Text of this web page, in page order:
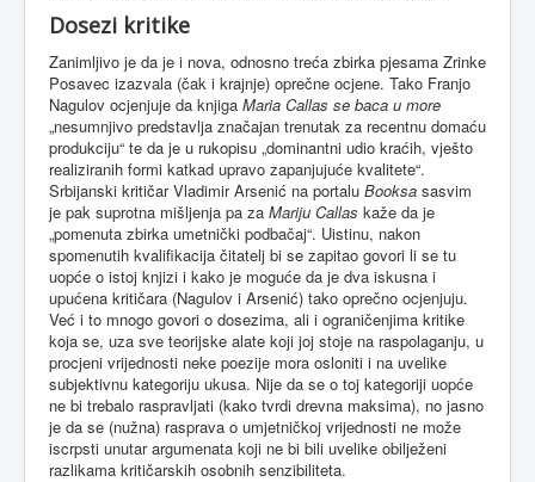
Dosezi kritike
Zanimljivo je da je i nova, odnosno treća zbirka pjesama Zrinke
Posavec izazvala (čak i krajnje) oprečne ocjene. Tako Franjo
Nagulov ocjenjuje da knjiga Maria Callas se baca u more
„nesumnjivo predstavlja značajan trenutak za recentnu domaću
produkciju“ te da je u rukopisu „dominantni udio kraćih, vješto
realiziranih formi katkad upravo zapanjujuće kvalitete“.
Srbijanski kritičar Vladimir Arsenić na portalu Booksa sasvim
je pak suprotna mišljenja pa za Mariju Callas kaže da je
„pomenuta zbirka umetnički podbačaj“. Uistinu, nakon
spomenutih kvalifikacija čitatelj bi se zapitao govori li se tu
uopće o istoj knjizi i kako je moguće da je dva iskusna i
upućena kritičara (Nagulov i Arsenić) tako oprečno ocjenjuju.
Već i to mnogo govori o dosezima, ali i ograničenjima kritike
koja se, uza sve teorijske alate koji joj stoje na raspolaganju, u
procjeni vrijednosti neke poezije mora osloniti i na uvelike
subjektivnu kategoriju ukusa. Nije da se o toj kategoriji uopće
ne bi trebalo raspravljati (kako tvrdi drevna maksima), no jasno
je da se (nužna) rasprava o umjetničkoj vrijednosti ne može
iscrpsti unutar argumenata koji ne bi bili uvelike obilježeni
razlikama kritičarskih osobnih senzibiliteta.